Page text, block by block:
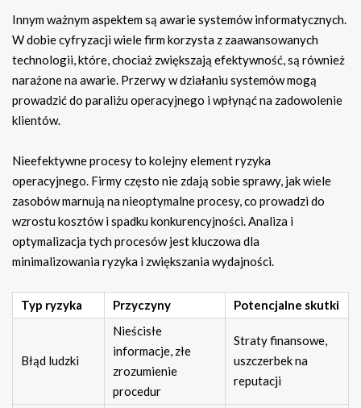
Innym ważnym aspektem są awarie systemów informatycznych.
W dobie cyfryzacji wiele firm korzysta z zaawansowanych
technologii, które, chociaż zwiększają efektywność, są również
narażone na awarie. Przerwy w działaniu systemów mogą
prowadzić do paraliżu operacyjnego i wpłynąć na zadowolenie
klientów.
Nieefektywne procesy to kolejny element ryzyka
operacyjnego. Firmy często nie zdają sobie sprawy, jak wiele
zasobów marnują na nieoptymalne procesy, co prowadzi do
wzrostu kosztów i spadku konkurencyjności. Analiza i
optymalizacja tych procesów jest kluczowa dla
minimalizowania ryzyka i zwiększania wydajności.
Typ ryzyka Przyczyny Potencjalne skutki
Błąd ludzki
Nieścisłe
informacje, złe
zrozumienie
procedur
Straty finansowe,
uszczerbek na
reputacji